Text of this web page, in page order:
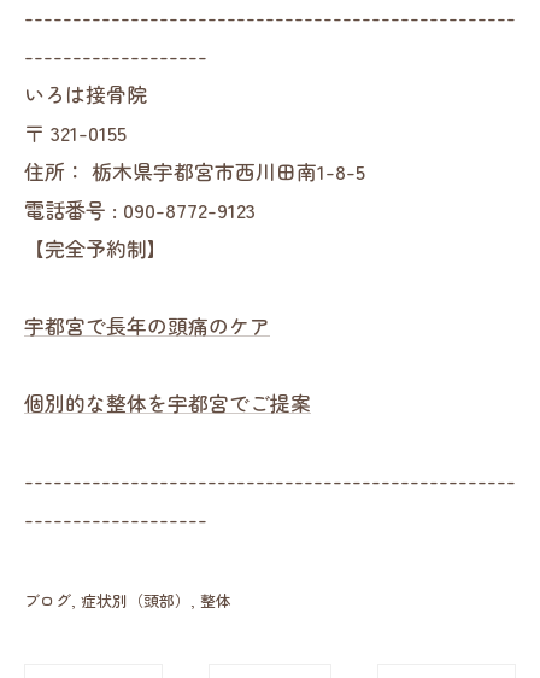
---------------------------------------------------
-------------------
いろは接骨院
〒 321-0155
住所： 栃木県宇都宮市西川田南1-8-5
電話番号 : 090-8772-9123
【完全予約制】
宇都宮で長年の頭痛のケア
個別的な整体を宇都宮でご提案
---------------------------------------------------
-------------------
ブログ 症状別（頭部） 整体